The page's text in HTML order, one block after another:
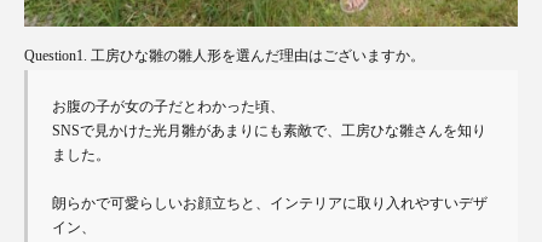
Question1. 工房ひな雛の雛人形を選んだ理由はございますか。
お腹の子が女の子だとわかった頃、
SNSで見かけた光月雛があまりにも素敵で、工房ひな雛さんを知り
ました。
朗らかで可愛らしいお顔立ちと、インテリアに取り入れやすいデザ
イン、